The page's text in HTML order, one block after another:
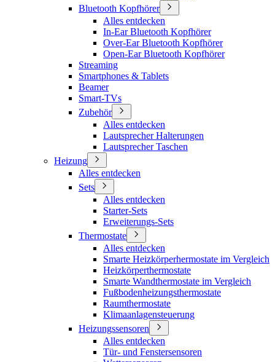
Bluetooth Kopfhörer
Alles entdecken
In-Ear Bluetooth Kopfhörer
Over-Ear Bluetooth Kopfhörer
Open-Ear Bluetooth Kopfhörer
Streaming
Smartphones & Tablets
Beamer
Smart-TVs
Zubehör
Alles entdecken
Lautsprecher Halterungen
Lautsprecher Taschen
Heizung
Alles entdecken
Sets
Alles entdecken
Starter-Sets
Erweiterungs-Sets
Thermostate
Alles entdecken
Smarte Heizkörperhermostate im Vergleich
Heizkörperthermostate
Smarte Wandthermostate im Vergleich
Fußbodenheizungsthermostate
Raumthermostate
Klimaanlagensteuerung
Heizungssensoren
Alles entdecken
Tür- und Fenstersensoren